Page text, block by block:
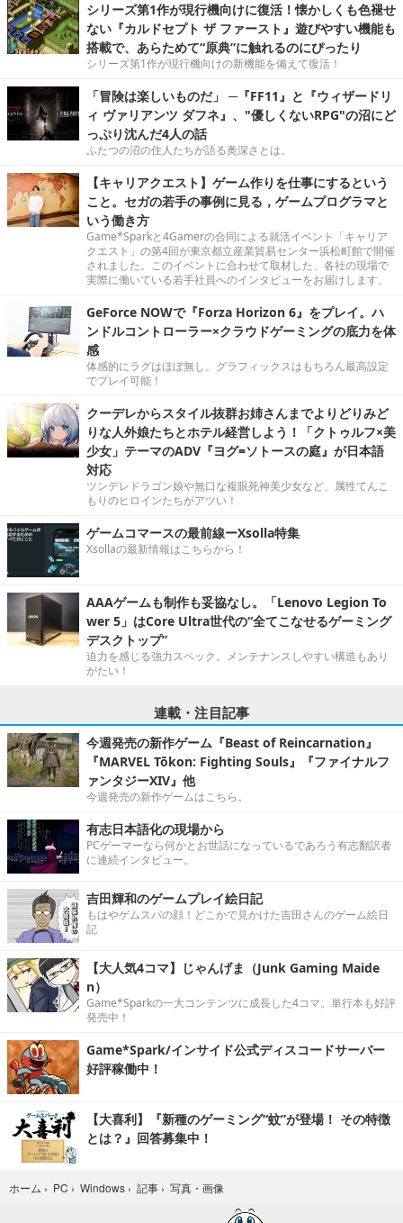
シリーズ第1作が現行機向けに復活！懐かしくも色褪せ
ない『カルドセプト ザ ファースト』遊びやすい機能も
搭載で、あらためて“原典”に触れるのにぴったり
シリーズ第1作が現行機向けの新機能を備えて復活！
「冒険は楽しいものだ」 ─『FF11』と『ウィザードリ
ィ ヴァリアンツ ダフネ』、"優しくないRPG"の沼にど
っぷり沈んだ4人の話
ふたつの沼の住人たちが語る奥深さとは。
【キャリアクエスト】ゲーム作りを仕事にするという
こと。セガの若手の事例に見る，ゲームプログラマと
いう働き方
Game*Sparkと4Gamerの合同による就活イベント「キャリア
クエスト」の第4回が東京都立産業貿易センター浜松町館で開催
されました。このイベントに合わせて取材した、各社の現場で
実際に働いている若手社員へのインタビューをお届けします。
GeForce NOWで『Forza Horizon 6』をプレイ。ハ
ンドルコントローラー×クラウドゲーミングの底力を体
感
体感的にラグはほぼ無し。グラフィックスはもちろん最高設定
でプレイ可能！
クーデレからスタイル抜群お姉さんまでよりどりみど
りな人外娘たちとホテル経営しよう！「クトゥルフ×美
少女」テーマのADV『ヨグ=ソトースの庭』が日本語
対応
ツンデレドラゴン娘や無口な複眼死神美少女など、属性てんこ
もりのヒロインたちがアツい！
ゲームコマースの最前線ーXsolla特集
Xsollaの最新情報はこちらから！
AAAゲームも制作も妥協なし。「Lenovo Legion To
wer 5」はCore Ultra世代の“全てこなせるゲーミング
デスクトップ”
迫力を感じる強力スペック。メンテナンスしやすい構造もあり
がたい！
連載・注目記事
今週発売の新作ゲーム『Beast of Reincarnation』
『MARVEL Tōkon: Fighting Souls』『ファイナルフ
ァンタジーXIV』他
今週発売の新作ゲームはこちら。
有志日本語化の現場から
PCゲーマーなら何かとお世話になっているであろう有志翻訳者
に連続インタビュー。
吉田輝和のゲームプレイ絵日記
もはやゲムスパの顔！どこかで見かけた吉田さんのゲーム絵日
記
【大人気4コマ】じゃんげま（Junk Gaming Maide
n）
Game*Sparkの一大コンテンツに成長した4コマ。単行本も好評
発売中！
Game*Spark/インサイド公式ディスコードサーバー
好評稼働中！
【大喜利】『新種のゲーミング“蚊”が登場！ その特徴
とは？』回答募集中！
ホーム › PC › Windows › 記事 › 写真・画像